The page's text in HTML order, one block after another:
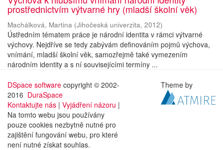
prostřednictvím výtvarné hry (mladší školní věk)
Machálková, Martina (Jihočeská univerzita, 2012)
Ústředním tématem práce je národní identita v rámci výtvarné
výchovy. Nejdříve se tedy zabývám definováním pojmů výchova,
vnímání, mladší školní věk, samozřejmě také vymezením
národním identity a s ní souvisejícími termíny ...
DSpace software copyright © 2002-
2016 DuraSpace
Kontaktujte nás | Vyjádření názoru |
Na tomto webu jsou používány
pouze cookies nezbytně nutné pro
zajištění fungování webu, pro které
není nutné získat souhlas.
Theme by